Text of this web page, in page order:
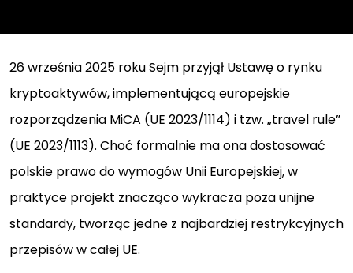
26 września 2025 roku Sejm przyjął Ustawę o rynku
kryptoaktywów, implementującą europejskie
rozporządzenia MiCA (UE 2023/1114) i tzw. „travel rule”
(UE 2023/1113). Choć formalnie ma ona dostosować
polskie prawo do wymogów Unii Europejskiej, w
praktyce projekt znacząco wykracza poza unijne
standardy, tworząc jedne z najbardziej restrykcyjnych
przepisów w całej UE.